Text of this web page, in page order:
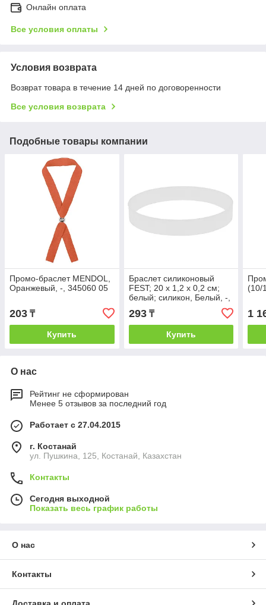
Онлайн оплата
Все условия оплаты
Условия возврата
Возврат товара в течение 14 дней по договоренности
Все условия возврата
Подобные товары компании
Промо-браслет MENDOL,
Оранжевый, -, 345060 05
203 ₸
Купить
Браслет силиконовый
FEST; 20 x 1,2 x 0,2 см;
белый; силикон, Белый, -,
50140 01
293₸
Купить
(10/
1
О нас
Рейтинг не сформирован
Менее 5 отзывов за последний год
Работает с 27.04.2015
г. Костанай
ул. Пушкина, 125, Костанай, Казахстан
Контакты
Сегодня выходной
Показать весь график работы
О нас
Контакты